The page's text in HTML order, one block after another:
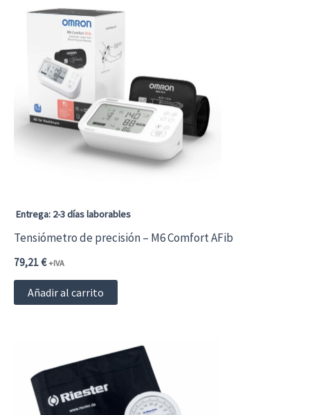
Entrega: 2-3 días laborables
Tensiómetro de precisión – M6 Comfort AFib
79,21€ +IVA
Añadir al carrito